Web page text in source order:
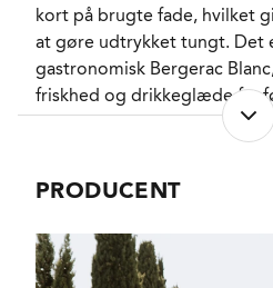
EMBALLAGETYPE
VARENR.
KARAKTERISTIKA
kort på brugte fade, hvilket
at gøre udtrykket tungt. Det
gastronomisk Bergerac
friskhed og drikkeglæde fra
En oplagt hvidvin til aperitif,
urter. Den friske syre klæder
salater, asparges og lette
PRODUCENT